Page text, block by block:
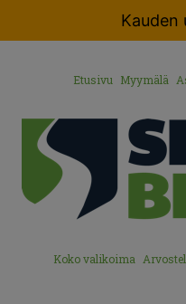
Kauden
Etusivu Myymälä
Koko valikoima